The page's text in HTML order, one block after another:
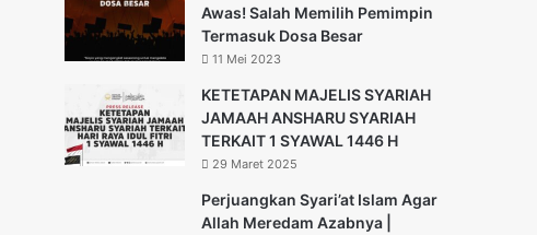
Awas! Salah Memilih Pemimpin
Termasuk Dosa Besar
11 Mei 2023
KETETAPAN MAJELIS SYARIAH
JAMAAH ANSHARU SYARIAH
TERKAIT 1 SYAWAL 1446 H
29 Maret 2025
Perjuangkan Syari’at Islam Agar
Allah Meredam Azabnya |